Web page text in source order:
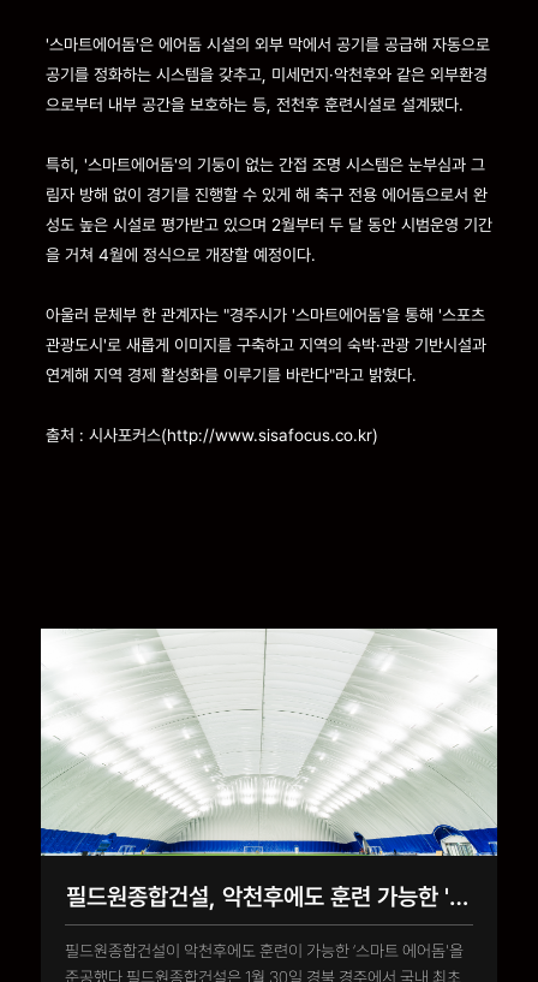
'스마트에어돔'은 에어돔 시설의 외부 막에서 공기를 공급해 자동으로
공기를 정화하는 시스템을 갖추고, 미세먼지·악천후와 같은 외부환경
으로부터 내부 공간을 보호하는 등, 전천후 훈련시설로 설계됐다.
특히, '스마트에어돔'의 기둥이 없는 간접 조명 시스템은 눈부심과 그
림자 방해 없이 경기를 진행할 수 있게 해 축구 전용 에어돔으로서 완
성도 높은 시설로 평가받고 있으며 2월부터 두 달 동안 시범운영 기간
을 거쳐 4월에 정식으로 개장할 예정이다.
아울러 문체부 한 관계자는 "경주시가 '스마트에어돔'을 통해 '스포츠
관광도시'로 새롭게 이미지를 구축하고 지역의 숙박·관광 기반시설과
연계해 지역 경제 활성화를 이루기를 바란다"라고 밝혔다.
출처 : 시사포커스(http://www.sisafocus.co.kr)
필드원종합건설, 악천후에도 훈련 가능한 '스마트 에어돔' 준공
필드원종합건설이 악천후에도 훈련이 가능한 ‘스마트 에어돔'을
준공했다.필드원종합건설은 1월 30일 경북 경주에서 국내 최초